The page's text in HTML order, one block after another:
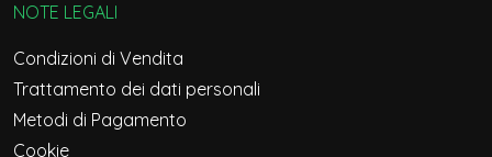
NOTE LEGALI
Condizioni di Vendita
Trattamento dei dati personali
Metodi di Pagamento
Cookie